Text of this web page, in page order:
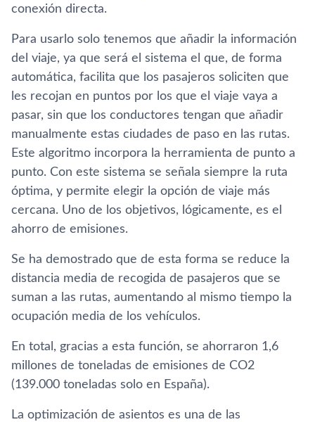
conexión directa.
Para usarlo solo tenemos que añadir la información
del viaje, ya que será el sistema el que, de forma
automática, facilita que los pasajeros soliciten que
les recojan en puntos por los que el viaje vaya a
pasar, sin que los conductores tengan que añadir
manualmente estas ciudades de paso en las rutas.
Este algoritmo incorpora la herramienta de punto a
punto. Con este sistema se señala siempre la ruta
óptima, y permite elegir la opción de viaje más
cercana. Uno de los objetivos, lógicamente, es el
ahorro de emisiones.
Se ha demostrado que de esta forma se reduce la
distancia media de recogida de pasajeros que se
suman a las rutas, aumentando al mismo tiempo la
ocupación media de los vehículos.
En total, gracias a esta función, se ahorraron 1,6
millones de toneladas de emisiones de CO2
(139.000 toneladas solo en España).
La optimización de asientos es una de las